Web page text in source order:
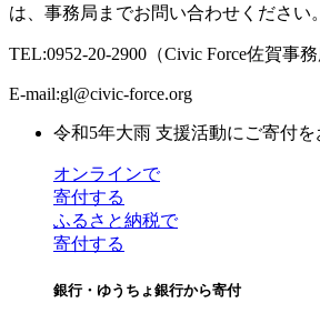
は、事務局までお問い合わせください。
TEL:0952-20-2900（Civic Force佐賀事務
E-mail:gl@civic-force.org
令和5年大雨 支援活動にご寄付
オンラインで
寄付する
ふるさと納税で
寄付する
銀行・ゆうちょ銀行から寄付